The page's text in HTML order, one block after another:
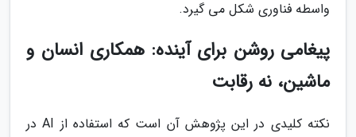
واسطه فناوری شکل می گیرد.
پیغامی روشن برای آینده: همکاری انسان و
ماشین، نه رقابت
نکته کلیدی در این پژوهش آن است که استفاده از AI در